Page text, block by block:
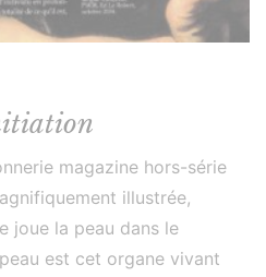
magazine hors-série
illustrée,
joue la peau dans le
est cet organe vivant